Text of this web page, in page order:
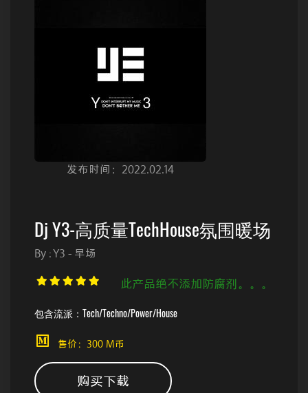
发布时间：2022.02.14
Dj Y3-高质量TechHouse氛围暖场
By : Y3 - 早场
此产品绝不添加防腐剂。。。
包含流派：Tech/Techno/Power/House
售价：300 M币
购买下载